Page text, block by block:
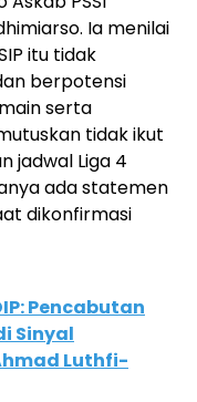
Ia menilai
itu tidak
berpotensi
serta
tidak ikut
jadwal Liga 4
ada statemen
dikonfirmasi
Pencabutan
Sinyal
Luthfi-